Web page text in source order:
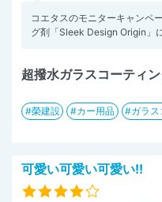
コエタスのモニターキャンペ
グ剤「Sleek Design Origin」
超撥水ガラスコーティ
榮建設 カー用品
ガラ
可愛い可愛い可愛い!!